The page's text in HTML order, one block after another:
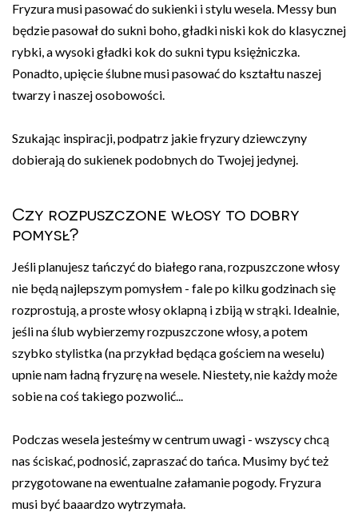
Fryzura musi pasować do sukienki i stylu wesela. Messy bun
będzie pasował do sukni boho, gładki niski kok do klasycznej
rybki, a wysoki gładki kok do sukni typu księżniczka.
Ponadto, upięcie ślubne musi pasować do kształtu naszej
twarzy i naszej osobowości.
Szukając inspiracji, podpatrz jakie fryzury dziewczyny
dobierają do sukienek podobnych do Twojej jedynej.
Czy rozpuszczone włosy to dobry
pomysł?
Jeśli planujesz tańczyć do białego rana, rozpuszczone włosy
nie będą najlepszym pomysłem - fale po kilku godzinach się
rozprostują, a proste włosy oklapną i zbiją w strąki. Idealnie,
jeśli na ślub wybierzemy rozpuszczone włosy, a potem
szybko stylistka (na przykład będąca gościem na weselu)
upnie nam ładną fryzurę na wesele. Niestety, nie każdy może
sobie na coś takiego pozwolić...
Podczas wesela jesteśmy w centrum uwagi - wszyscy chcą
nas ściskać, podnosić, zapraszać do tańca. Musimy być też
przygotowane na ewentualne załamanie pogody. Fryzura
musi być baaardzo wytrzymała.